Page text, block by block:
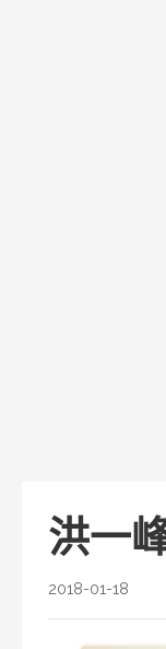
洪一
2018-01-18